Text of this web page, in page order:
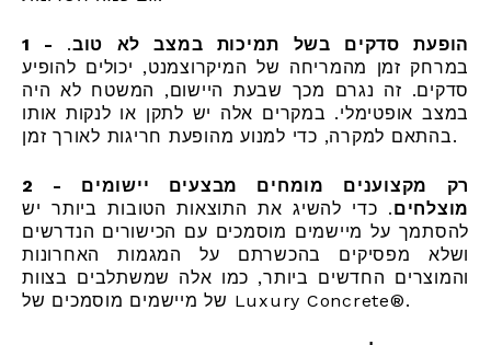
1 - הופעת סדקים בשל תמיכות במצב לא טוב.
במרחק זמן מהמריחה של המיקרוצמנט, יכולים להופיע
סדקים. זה נגרם מכך שבעת היישום, המשטח לא היה
במצב אופטימלי. במקרים אלה יש לתקן או לנקות אותו
בהתאם למקרה, כדי למנוע מהופעת חריגות לאורך זמן.
2 - רק מקצוענים מומחים מבצעים יישומים
מוצלחים. כדי להשיג את התוצאות הטובות ביותר יש
להסתמך על מיישמים מוסמכים עם הכישורים הנדרשים
ושלא מפסיקים בהכשרתם על המגמות האחרונות
והמוצרים החדשים ביותר, כמו אלה שמשתלבים בצוות
של מיישמים מוסמכים של Luxury Concrete®.